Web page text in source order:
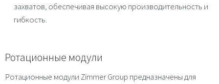
захватов, обеспечивая высокую производительность и
гибкость.
Ротационные модули
Ротационные модули Zimmer Group предназначены для